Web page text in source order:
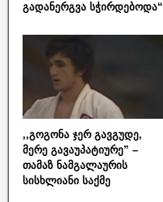
გადანერგვა სჭირდებოდა“
,,გოგონა ჯერ გავგუდე,
მერე გავაუპატიურე” –
თამაზ ნამგალაურის
სისხლიანი საქმე